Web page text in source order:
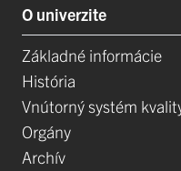
O univerzite
Základné informácie
História
Vnútorný systém
Orgány
Archív